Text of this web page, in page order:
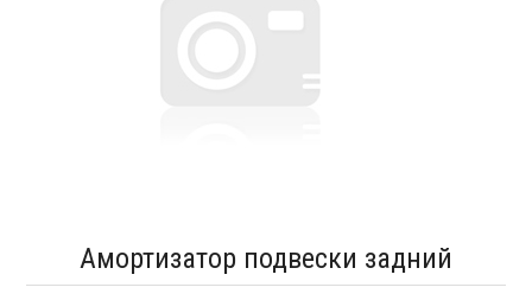
Амортизатор подвески задний